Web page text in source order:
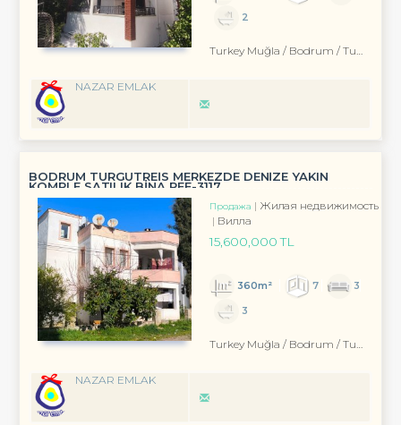
2
Turkey Muğla / Bodrum / Turgutreis
NAZAR EMLAK
BODRUM TURGUTREİS MERKEZDE DENİZE YAKIN
KOMPLE SATILIK BİNA REF-3117
Продажа
Жилая недвижимость
Вилла
15,600,000 TL
360m² 7
3
3
Turkey Muğla / Bodrum / Turgutreis
NAZAR EMLAK